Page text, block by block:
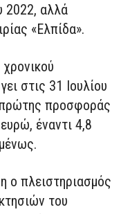
2022, αλλά
«Ελπίδα».
στις 31 Ιουλίου
πρώτης προσφοράς
έναντι 4,8
ο πλειστηριασμός
του